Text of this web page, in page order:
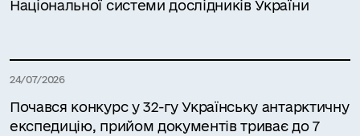
Національної системи дослідників України
24/07/2026
Почався конкурс у 32-гу Українську антарктичну
експедицію, прийом документів триває до 7